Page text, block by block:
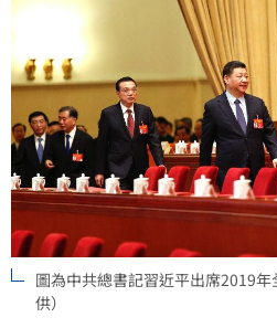
圖為中共總書記習近平出席2019
供）